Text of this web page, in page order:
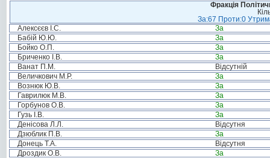
Фракція
За:67 Проти:0
Алексєєв І.С.
За
Бабій Ю.Ю.
За
Бойко О.П.
За
Бриченко І.В.
За
Ванат П.М.
Відсутній
Величкович М.Р.
За
Вознюк Ю.В.
За
Гаврилюк М.В.
За
Горбунов О.В.
За
Гузь І.В.
За
Денісова Л.Л.
Відсутня
Дзюблик П.В.
За
Донець Т.А.
Відсутня
Дроздик О.В.
За